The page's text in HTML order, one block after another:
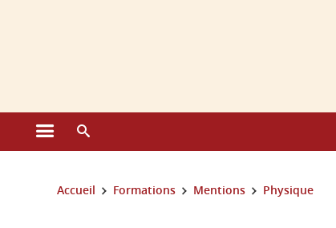
Ouvrir le menu principal
Vous êtes ici :
Accueil Formations Mentions Physique